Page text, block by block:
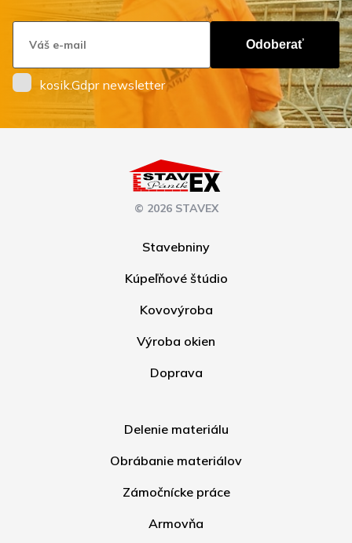
Odoberať
kosik.Gdpr newsletter
© 2026 STAVEX
Stavebniny
Kúpeľňové štúdio
Kovovýroba
Výroba okien
Doprava
Delenie materiálu
Obrábanie materiálov
Zámočnícke práce
Armovňa